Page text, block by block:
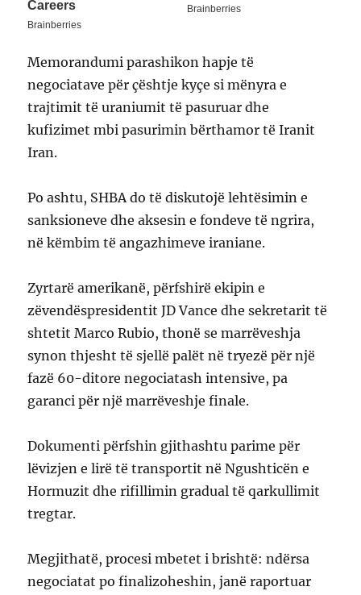
Memorandumi parashikon hapje të
negociatave për çështje kyçe si mënyra e
trajtimit të uraniumit të pasuruar dhe
kufizimet mbi pasurimin bërthamor të Iranit
Iran.
Po ashtu, SHBA do të diskutojë lehtësimin e
sanksioneve dhe aksesin e fondeve të ngrira,
në këmbim të angazhimeve iraniane.
Zyrtarë amerikanë, përfshirë ekipin e
zëvendëspresidentit JD Vance dhe sekretarit të
shtetit Marco Rubio, thonë se marrëveshja
synon thjesht të sjellë palët në tryezë për një
fazë 60-ditore negociatash intensive, pa
garanci për një marrëveshje finale.
Dokumenti përfshin gjithashtu parime për
lëvizjen e lirë të transportit në Ngushticën e
Hormuzit dhe rifillimin gradual të qarkullimit
tregtar.
Megjithatë, procesi mbetet i brishtë: ndërsa
negociatat po finalizoheshin, janë raportuar